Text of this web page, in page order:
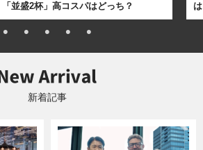
「並盛2杯」高コスパはどっち？
新着記事